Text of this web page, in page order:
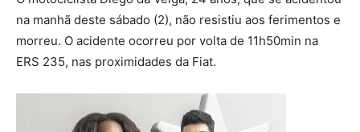
na manhã deste sábado (2), não resistiu aos ferimentos e
morreu. O acidente ocorreu por volta de 11h50min na
ERS 235, nas proximidades da Fiat.